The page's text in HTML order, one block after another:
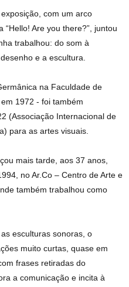
com um arco
Are you there?”, juntou
trabalhou: do som à
e a escultura.
na Faculdade de
1972 - foi também
(Associação Internacional de
para as artes visuais.
mais tarde, aos 37 anos,
no Ar.Co – Centro de Arte e
também trabalhou como
esculturas sonoras, o
muito curtas, quase em
frases retiradas do
a comunicação e incita à